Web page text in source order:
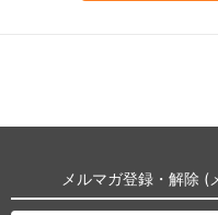
メルマガ登録・解除 (